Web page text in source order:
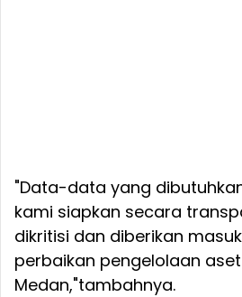
"Data-data yang
kami siapkan secara
dikritisi dan diberikan
perbaikan pengelolaan
Medan,"tambahnya.